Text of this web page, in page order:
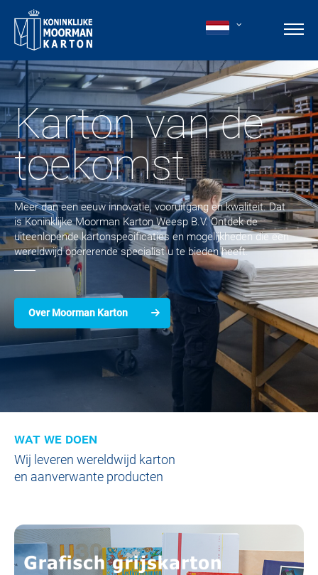
Karton van de
toekomst
Meer dan een eeuw innovatie, vooruitgang en kwaliteit. Dat
is Koninklijke Moorman Karton Weesp B.V. Ontdek de
uiteenlopende kartonspecificaties en mogelijkheden die een
wereldwijd opererende specialist u te bieden heeft.
Over Moorman Karton
wat we doen
Wij leveren wereldwijd karton
en aanverwante producten